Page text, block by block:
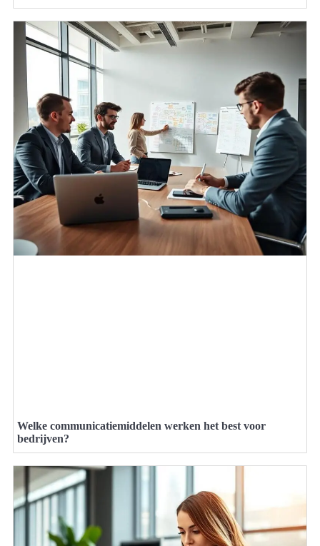
Welke communicatiemiddelen werken het best voor
bedrijven?